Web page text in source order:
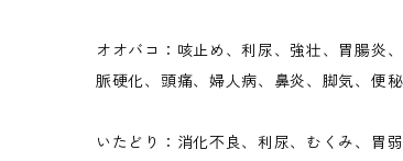
オオバコ：咳止め、利尿、強壮、胃腸炎
脈硬化、頭痛、婦人病、鼻炎、脚気、便
いたどり：消化不良、利尿、むくみ、胃